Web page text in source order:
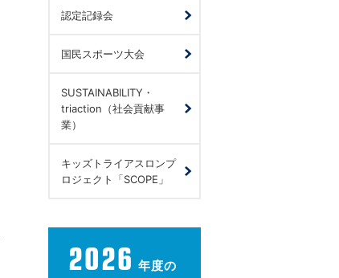
認定記録会
国民スポーツ大会
SUSTAINABILITY・
triaction（社会貢献事
業）
キッズトライアスロンプ
ロジェクト「SCOPE」
2026 年度の